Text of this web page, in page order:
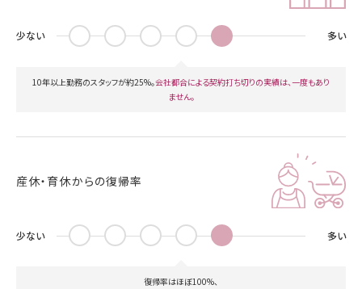
少ない 多い
10年以上勤務のスタッフが約25%。会社都合による契約打ち切りの実績は、一度もあり
ません。
産休・育休からの復帰率
少ない 多い
復帰率はほぼ100%、